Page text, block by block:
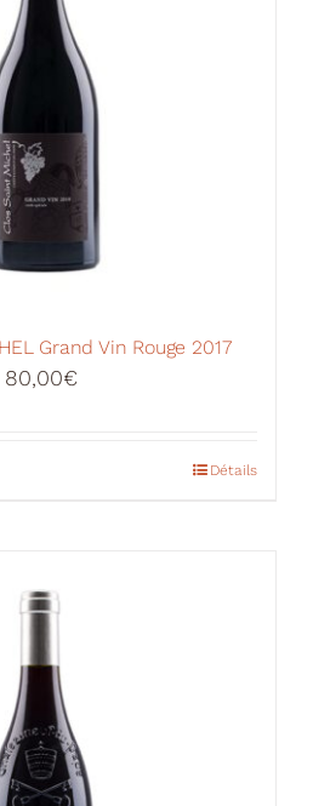
Grand Vin Rouge 2017
80,00€
Détails